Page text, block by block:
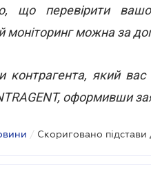
що перевірити
моніторинг можна за
контрагента, який
, оформивши
/ Скориговано підстави